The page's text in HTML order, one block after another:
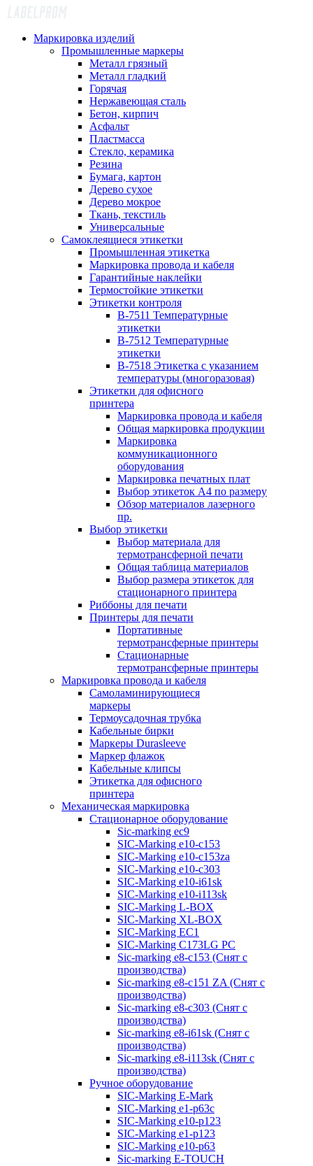
Маркировка изделий
Промышленные маркеры
Металл грязный
Металл гладкий
Горячая
Нержавеющая сталь
Бетон, кирпич
Асфальт
Пластмасса
Стекло, керамика
Резина
Бумага, картон
Дерево сухое
Дерево мокрое
Ткань, текстиль
Универсальные
Самоклеящиеся этикетки
Промышленная этикетка
Маркировка провода и кабеля
Гарантийные наклейки
Термостойкие этикетки
Этикетки контроля
B-7511 Температурные
этикетки
B-7512 Температурные
этикетки
B-7518 Этикетка с указанием
температуры (многоразовая)
Этикетки для офисного
принтера
Маркировка провода и кабеля
Общая маркировка продукции
Маркировка
коммуникационного
оборудования
Маркировка печатных плат
Выбор этикеток А4 по размеру
Обзор материалов лазерного
пр.
Выбор этикетки
Выбор материала для
термотрансферной печати
Общая таблица материалов
Выбор размера этикеток для
стационарного принтера
Риббоны для печати
Принтеры для печати
Портативные
термотрансферные принтеры
Стационарные
термотрансферные принтеры
Маркировка провода и кабеля
Самоламинирующиеся
маркеры
Термоусадочная трубка
Кабельные бирки
Маркеры Durasleeve
Маркер флажок
Кабельные клипсы
Этикетка для офисного
принтера
Механическая маркировка
Стационарное оборудование
Sic-marking ec9
SIC-Marking e10-c153
SIC-Marking e10-c153za
SIC-Marking e10-c303
SIC-Marking e10-i61sk
SIC-Marking e10-i113sk
SIC-Marking L-BOX
SIC-Marking XL-BOX
SIC-Marking EC1
SIC-Marking C173LG PC
Sic-marking e8-c153 (Снят с
производства)
Sic-marking e8-c151 ZA (Снят с
производства)
Sic-marking e8-c303 (Снят с
производства)
Sic-marking e8-i61sk (Снят с
производства)
Sic-marking e8-i113sk (Снят с
производства)
Ручное оборудование
SIC-Marking E-Mark
SIC-Marking e1-p63с
SIC-Marking e10-p123
SIC-Marking e1-p123
SIC-Marking e10-p63
Sic-marking E-TOUCH